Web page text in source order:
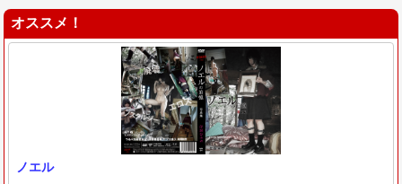
オススメ！
ノエル